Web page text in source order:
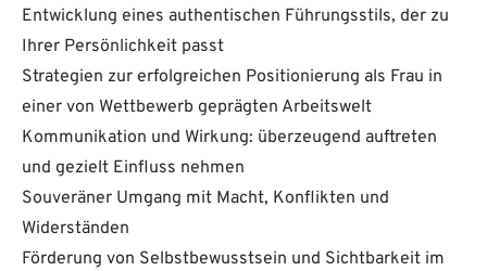
Entwicklung eines authentischen Führungsstils, der zu
Ihrer Persönlichkeit passt
Strategien zur erfolgreichen Positionierung als Frau in
einer von Wettbewerb geprägten Arbeitswelt
Kommunikation und Wirkung: überzeugend auftreten
und gezielt Einfluss nehmen
Souveräner Umgang mit Macht, Konflikten und
Widerständen
Förderung von Selbstbewusstsein und Sichtbarkeit im